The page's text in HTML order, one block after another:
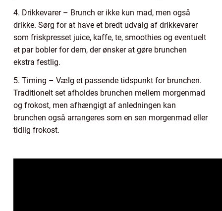
4. Drikkevarer – Brunch er ikke kun mad, men også
drikke. Sørg for at have et bredt udvalg af drikkevarer
som friskpresset juice, kaffe, te, smoothies og eventuelt
et par bobler for dem, der ønsker at gøre brunchen
ekstra festlig.
5. Timing – Vælg et passende tidspunkt for brunchen.
Traditionelt set afholdes brunchen mellem morgenmad
og frokost, men afhængigt af anledningen kan
brunchen også arrangeres som en sen morgenmad eller
tidlig frokost.